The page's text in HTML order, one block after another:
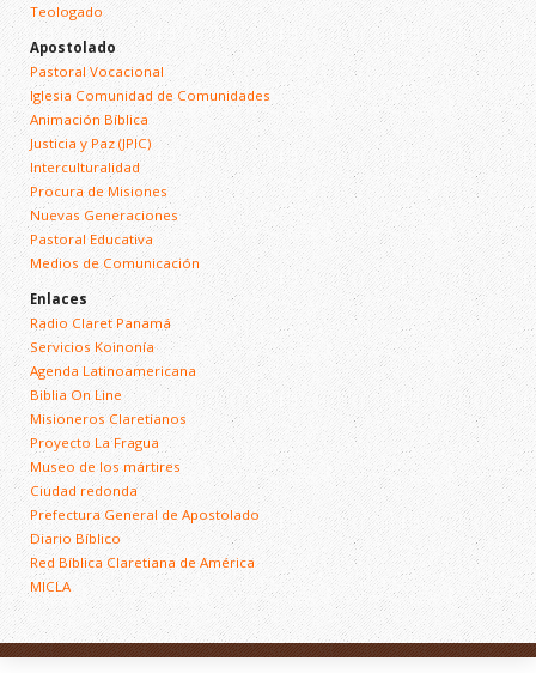
Teologado
Apostolado
Pastoral Vocacional
Iglesia Comunidad de Comunidades
Animación Bíblica
Justicia y Paz (JPIC)
Interculturalidad
Procura de Misiones
Nuevas Generaciones
Pastoral Educativa
Medios de Comunicación
Enlaces
Radio Claret Panamá
Servicios Koinonía
Agenda Latinoamericana
Biblia On Line
Misioneros Claretianos
Proyecto La Fragua
Museo de los mártires
Ciudad redonda
Prefectura General de Apostolado
Diario Bíblico
Red Bíblica Claretiana de América
MICLA